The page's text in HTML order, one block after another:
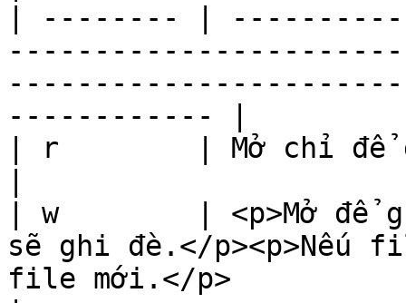
| -------- |
------------ |
| r        | Mở chỉ để
| w        | <p>Mở để
sẽ ghi đè.</
file mới.</p>